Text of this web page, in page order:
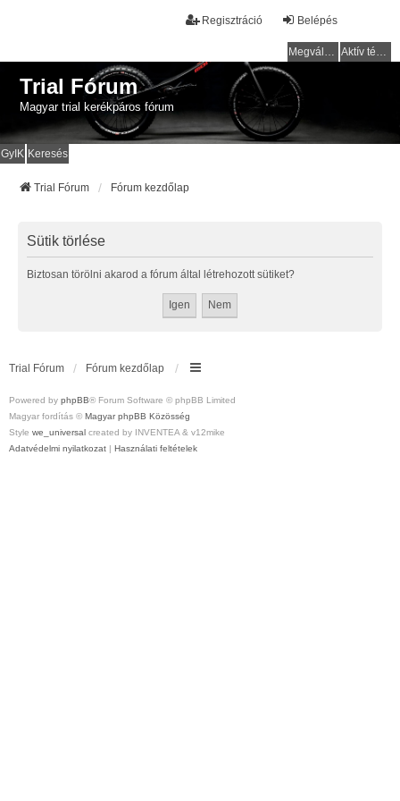
Belépés
Regisztráció
Megválaszolatlan témák Aktív témák
Trial Fórum
Magyar trial kerékpáros fórum
GyIK Keresés
Trial Fórum Fórum kezdőlap
Sütik törlése
Biztosan törölni akarod a fórum által létrehozott sütiket?
Trial Fórum Fórum kezdőlap
Powered by phpBB® Forum Software © phpBB Limited
Magyar fordítás © Magyar phpBB Közösség
Style we_universal created by INVENTEA & v12mike
Adatvédelmi nyilatkozat | Használati feltételek